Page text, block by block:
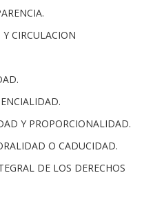
CIRCULACION
Y PROPORCIONALIDAD.
O CADUCIDAD.
DE LOS DERECHOS